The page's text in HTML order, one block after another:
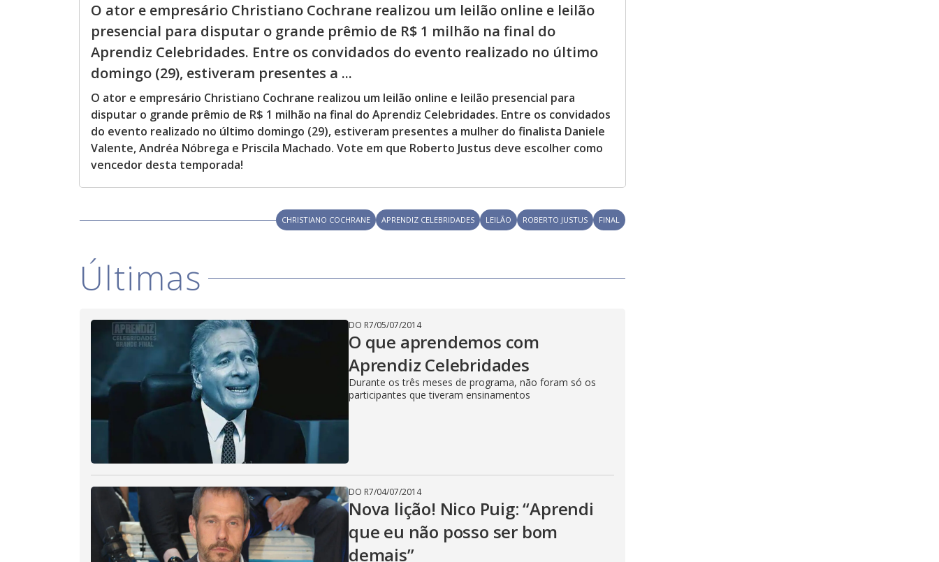
O ator e empresário Christiano Cochrane realizou um leilão online e leilão
presencial para disputar o grande prêmio de R$ 1 milhão na final do
Aprendiz Celebridades. Entre os convidados do evento realizado no último
domingo (29), estiveram presentes a ...
O ator e empresário Christiano Cochrane realizou um leilão online e leilão presencial para
disputar o grande prêmio de R$ 1 milhão na final do Aprendiz Celebridades. Entre os convidados
do evento realizado no último domingo (29), estiveram presentes a mulher do finalista Daniele
Valente, Andréa Nóbrega e Priscila Machado. Vote em que Roberto Justus deve escolher como
vencedor desta temporada!
CHRISTIANO COCHRANE APRENDIZ CELEBRIDADES LEILÃO ROBERTO JUSTUS FINAL
Últimas
DO R7/05/07/2014
O que aprendemos com
Aprendiz Celebridades
Durante os três meses de programa, não foram só os
participantes que tiveram ensinamentos
DO R7/04/07/2014
Nova lição! Nico Puig: “Aprendi
que eu não posso ser bom
demais”